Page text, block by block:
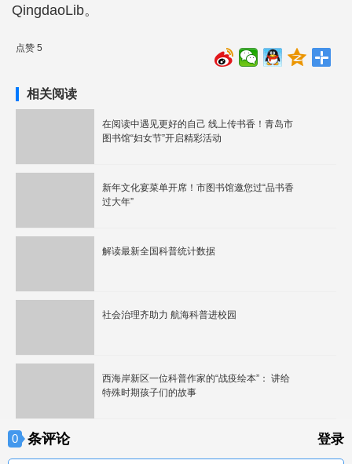
QingdaoLib。
点赞 5
相关阅读
在阅读中遇见更好的自己 线上传书香！青岛市
图书馆“妇女节”开启精彩活动
新年文化宴菜单开席！市图书馆邀您过“品书香
过大年”
解读最新全国科普统计数据
社会治理齐助力 航海科普进校园
西海岸新区一位科普作家的“战疫绘本”： 讲给
特殊时期孩子们的故事
0 条评论 登录